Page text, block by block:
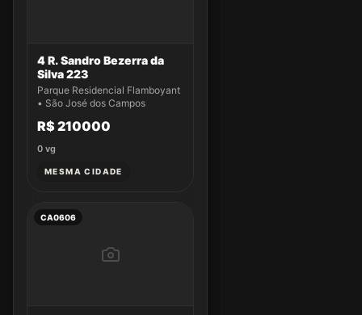
4 R. Sandro Bezerra da
Silva 223
Parque Residencial Flamboyant
• São José dos Campos
R$ 210000
0 vg
MESMA CIDADE
CA0606